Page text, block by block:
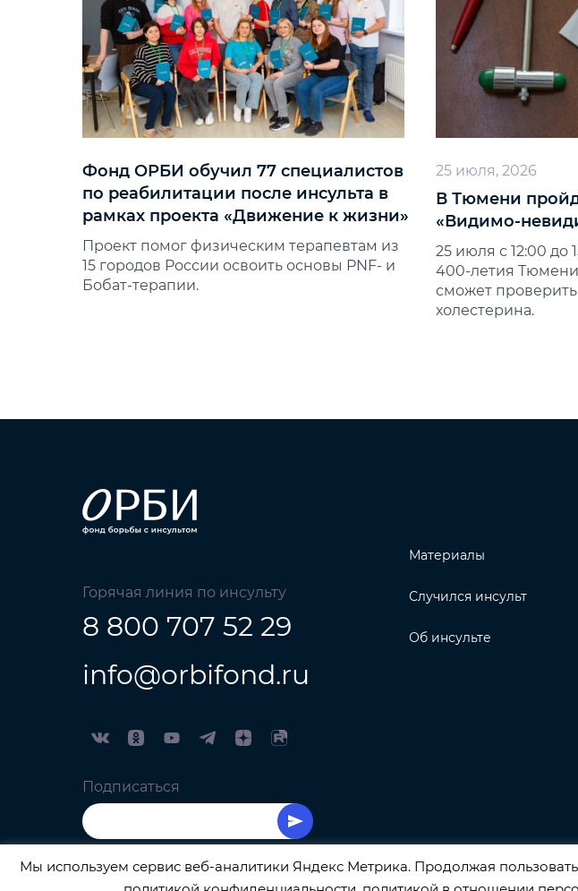
Фонд ОРБИ обучил 77 специалистов
по реабилитации после инсульта в
рамках проекта «Движение к жизни»
Проект помог физическим терапевтам из
15 городов России освоить основы PNF‑ и
Бобат‑терапии.
25 июля, 2026
В Тюмени
25 июля с 12:00 до
400‑летия
сможет проверить
холестерина.
Горячая линия по инсульту
8 800 707 52 29
info@orbifond.ru
Подписаться
Материалы
Случился инсульт
Об инсульте
Мы используем сервис веб-аналитики Яндекс Метрика. Продолжая